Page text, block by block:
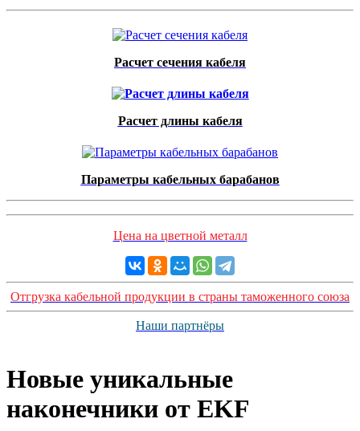
Расчет сечения кабеля
Расчет длины кабеля
Параметры кабельных барабанов
Цена на цветной металл
Отгрузка кабельной продукции в страны таможенного союза
Наши партнёры
Новые уникальные
наконечники от EKF